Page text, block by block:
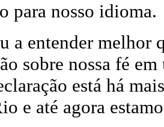
para nosso idioma.
a entender melhor
sobre nossa fé
está há
e até agora